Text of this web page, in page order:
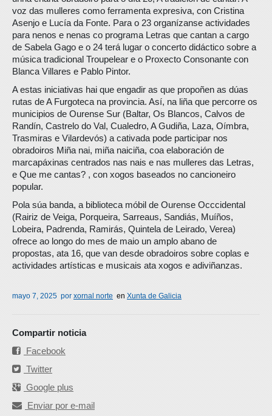
voz das mulleres como ferramenta expresiva, con Cristina
Asenjo e Lucía da Fonte. Para o 23 organízanse actividades
para nenos e nenas co programa Letras que cantan a cargo
de Sabela Gago e o 24 terá lugar o concerto didáctico sobre a
música tradicional Troupelear e o Proxecto Consonante con
Blanca Villares e Pablo Pintor.
A estas iniciativas hai que engadir as que propoñen as dúas
rutas de A Furgoteca na provincia. Así, na liña que percorre os
municipios de Ourense Sur (Baltar, Os Blancos, Calvos de
Randín, Castrelo do Val, Cualedro, A Gudiña, Laza, Oímbra,
Trasmiras e Vilardevós) a cativada pode participar nos
obradoiros Miña nai, miña naiciña, coa elaboración de
marcapáxinas centrados nas nais e nas mulleres das Letras,
e Que me cantas? , con xogos baseados no cancioneiro
popular.
Pola súa banda, a biblioteca móbil de Ourense Occcidental
(Rairiz de Veiga, Porqueira, Sarreaus, Sandiás, Muíños,
Lobeira, Padrenda, Ramirás, Quintela de Leirado, Verea)
ofrece ao longo do mes de maio un amplo abano de
propostas, ata 16, que van desde obradoiros sobre coplas e
actividades artísticas e musicais ata xogos e adiviñanzas.
mayo 7, 2025 por xornal norte en Xunta de Galicia
Compartir noticia
Facebook
Twitter
Google plus
Enviar por e-mail